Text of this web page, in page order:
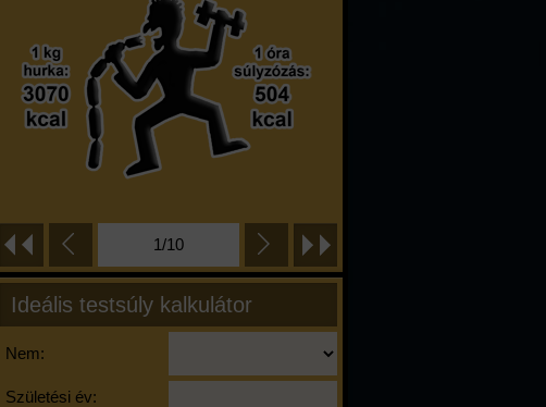
1/10
Ideális testsúly kalkulátor
Nem:
Születési év: